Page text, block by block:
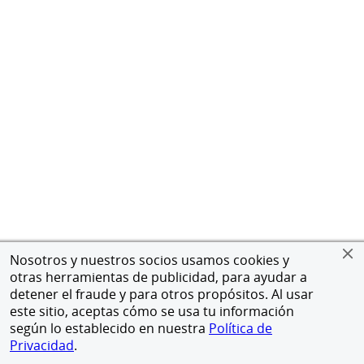
Nosotros y nuestros socios usamos cookies y
otras herramientas de publicidad, para ayudar a
detener el fraude y para otros propósitos. Al usar
este sitio, aceptas cómo se usa tu información
según lo establecido en nuestra Política de
Privacidad.